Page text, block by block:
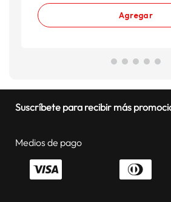
Agregar
Suscríbete para recibir más
Medios de pago